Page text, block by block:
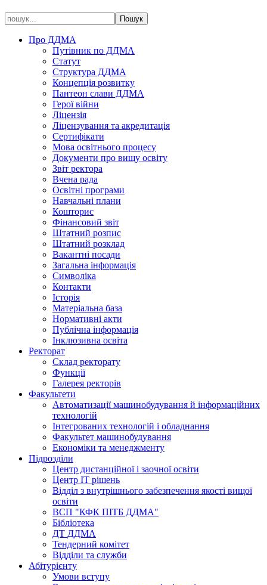
Про ДДМА
Путівник по ДДМА
Статут
Структура ДДМА
Концепція розвитку
Пантеон слави ДДМА
Герої війни
Ліцензія
Ліцензування та акредитація
Сертифікати
Мова освітнього процесу
Документи про вищу освіту
Звіт ректора
Вчена рада
Освітні програми
Навчальні плани
Кошторис
Фінансовий звіт
Штатний розпис
Штатний розклад
Вакантні посади
Загальна інформація
Символіка
Контакти
Історія
Матеріальна база
Нормативні акти
Публічна інформація
Інклюзивна освіта
Ректорат
Склад ректорату
Функції
Галерея ректорів
Факультети
Автоматизації машинобудування й інформаційних
технологій
Інтегрованих технологій і обладнання
Факультет машинобудування
Економіки та менеджменту
Підрозділи
Центр дистанційної і заочної освіти
Центр ІТ рішень
Відділ з внутрішнього забезпечення якості вищої
освіти
ВСП "КФК ПІТБ ДДМА"
Бібліотека
ДТ ДДМА
Тендерний комітет
Відділи та служби
Абітурієнту
Умови вступу